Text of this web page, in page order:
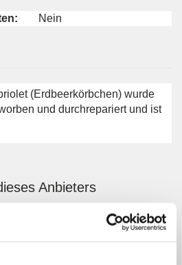
Nein
(Erdbeerkörbchen) wurde
und durchrepariert und ist
Anbieters